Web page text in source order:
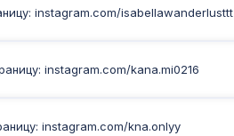
instagram.com/isabellawanderlusttt
instagram.com/kana.mi0216
instagram.com/kna.onlyy